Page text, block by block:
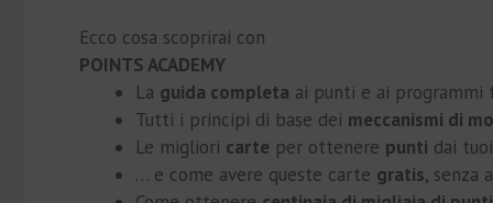
Ecco cosa scoprirai con
POINTS ACADEMY
La guida completa ai punti e ai programmi
Tutti i principi di base dei meccanismi di
​Le migliori carte per ottenere punti dai
​… e come avere queste carte gratis, senza